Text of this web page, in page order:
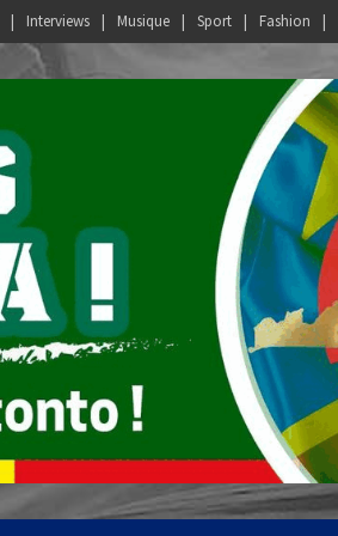
Interviews Musique Sport Fashion